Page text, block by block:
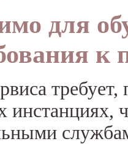
для
инстанциях,